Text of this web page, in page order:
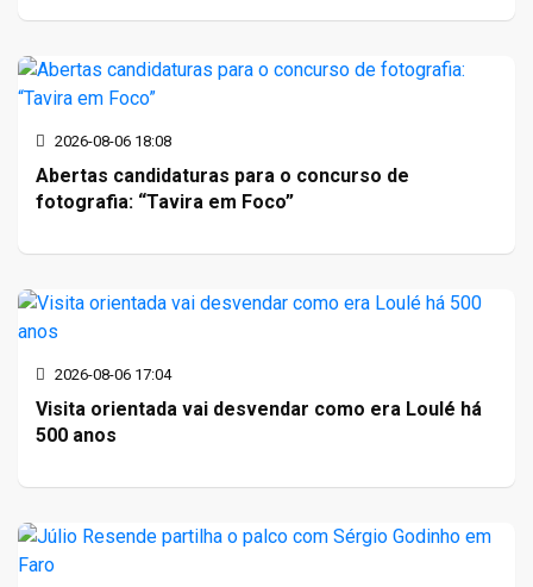
2026-08-06 18:08
Abertas candidaturas para o concurso de
fotografia: “Tavira em Foco”
2026-08-06 17:04
Visita orientada vai desvendar como era Loulé há
500 anos